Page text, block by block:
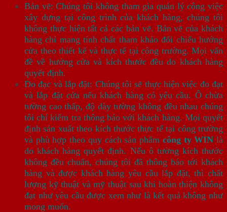
Bản vẽ: Chúng tôi không tham gia quản lý công việc
xây dựng tại công trình của khách hàng, chúng tôi
không thực hiện tất cả các bản vẽ. Bản vẽ của khách
hàng chỉ mang tính chất tham khảo đối chiếu hướng
cửa theo thiết kế và thực tế tại công trường. Mọi vấn
đề về hướng cửa và kích thước đều do khách hàng
quyết định.
Đo đạc và lắp đặt: Chúng tôi sẽ thực hiện việc đo đạt
và lắp đặt cửa nếu khách hàng có yêu cầu. Ô chừa
tường cao thấp, độ dày tường không đều nhau chúng
tôi chỉ kiểm tra thông báo với khách hàng. Mọi quyết
định sản xuất theo kích thước thực tế tại công trường
và phù hợp theo quy cách sản phẩm công ty WIN là
do khách hàng quyết định. Nếu ô tường kích thước
không đều chuẩn, chúng tôi đã thông báo tới khách
hàng và được khách hàng yêu cầu lắp đặt, thì chất
lượng kỹ thuật và mỹ thuật sau khi hoàn thiện không
đạt như yêu cầu được xem như là kết quả không như
mong muốn.